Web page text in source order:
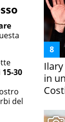
15-30
del
in